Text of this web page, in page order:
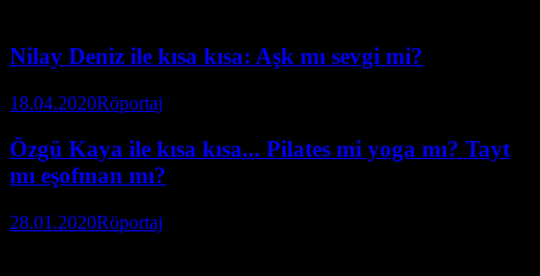
Nilay Deniz ile kısa kısa: Aşk mı sevgi mi?
18.04.2020Röportaj
Özgü Kaya ile kısa kısa... Pilates mi yoga mı? Tayt
mı eşofman mı?
28.01.2020Röportaj